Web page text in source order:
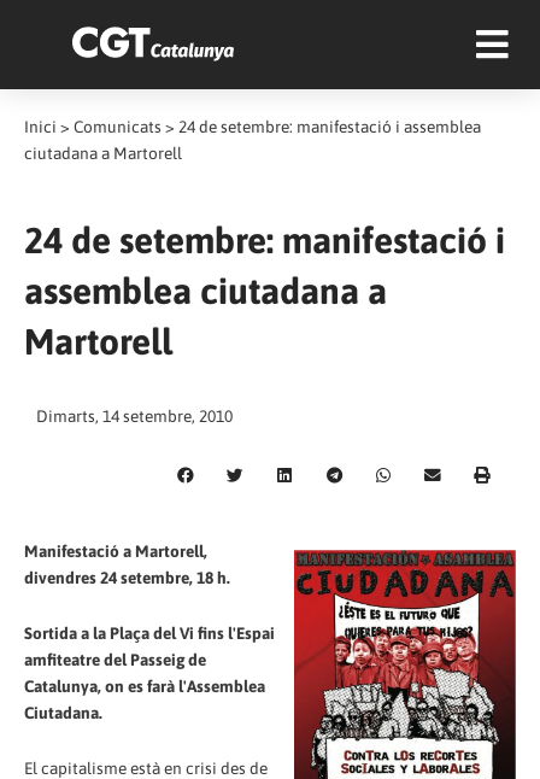
Inici > Comunicats > 24 de setembre: manifestació i assemblea
ciutadana a Martorell
24 de setembre: manifestació i
assemblea ciutadana a
Martorell
Dimarts, 14 setembre, 2010
Manifestació a Martorell,
divendres 24 setembre, 18 h.
Sortida a la Plaça del Vi fins l'Espai
amfiteatre del Passeig de
Catalunya, on es farà l'Assemblea
Ciutadana.
El capitalisme està en crisi des de